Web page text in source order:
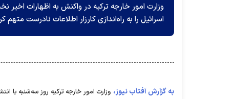
اسرائیل را به راه‌اندازی کارزار اطلاعات نادرست متهم
به گزارش آفتاب نیوز، وزارت امور خارجه ترکیه روز سه‌شنبه با